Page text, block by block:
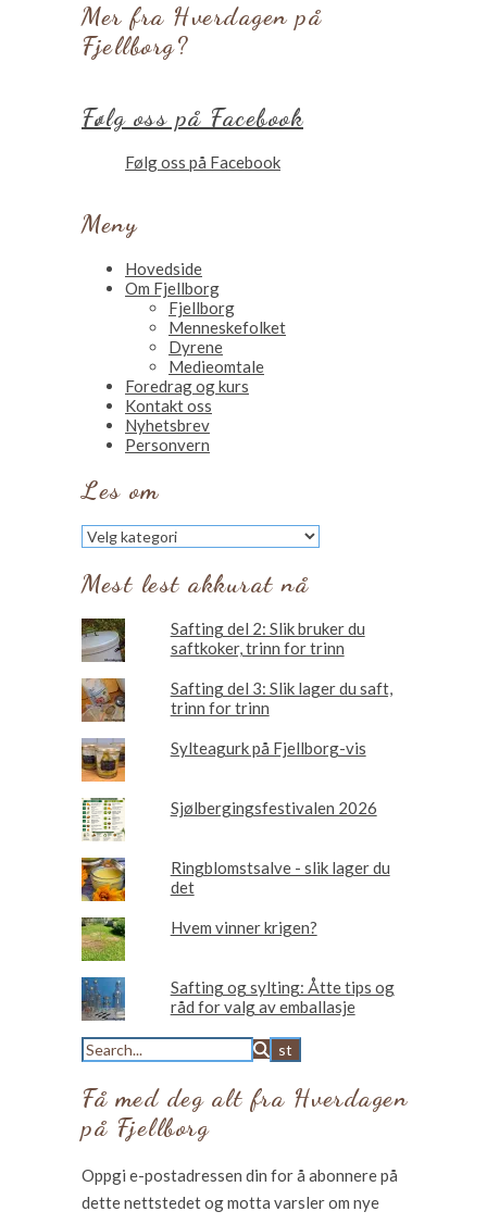
Mer fra Hverdagen på
Fjellborg?
Følg oss på Facebook
Følg oss på Facebook
Meny
Hovedside
Om Fjellborg
Fjellborg
Menneskefolket
Dyrene
Medieomtale
Foredrag og kurs
Kontakt oss
Nyhetsbrev
Personvern
Les om
Les
om
Mest lest akkurat nå
Safting del 2: Slik bruker du
saftkoker, trinn for trinn
Safting del 3: Slik lager du saft,
trinn for trinn
Sylteagurk på Fjellborg-vis
Sjølbergingsfestivalen 2026
Ringblomstsalve - slik lager du
det
Hvem vinner krigen?
Safting og sylting: Åtte tips og
råd for valg av emballasje
Få med deg alt fra Hverdagen
på Fjellborg
Oppgi e-postadressen din for å abonnere på
dette nettstedet og motta varsler om nye